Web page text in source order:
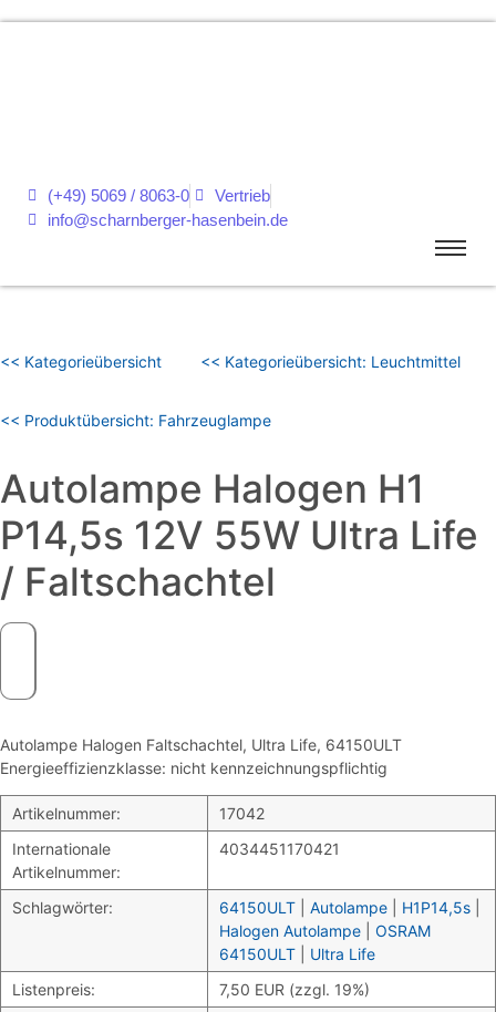
(+49) 5069 / 8063-0
Vertrieb
info@scharnberger-hasenbein.de
<< Kategorieübersicht << Kategorieübersicht: Leuchtmittel
<< Produktübersicht: Fahrzeuglampe
Autolampe Halogen H1
P14,5s 12V 55W Ultra Life
/ Faltschachtel
Autolampe Halogen Faltschachtel, Ultra Life, 64150ULT
Energieeffizienzklasse: nicht kennzeichnungspflichtig
Artikelnummer:
17042
Internationale
Artikelnummer:
4034451170421
Schlagwörter: 64150ULT Autolampe H1P14,5s
Halogen Autolampe
OSRAM
64150ULT
Ultra Life
Listenpreis:
7,50 EUR (zzgl. 19%)